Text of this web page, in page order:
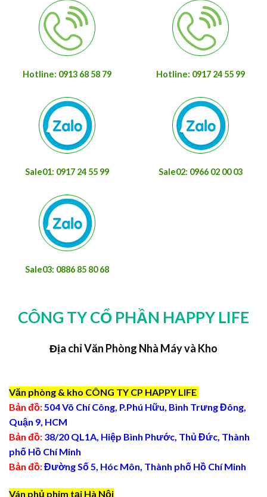
Hotline: 0913 68 58 79 Hotline: 0917 24 55 99
Sale01: 0917 24 55 99 Sale02: 0966 02 00 03
Sale03: 0886 85 80 68
CÔNG TY CỔ PHẦN HAPPY LIFE
Địa chỉ Văn Phòng Nhà Máy và Kho
Văn phòng & kho CÔNG TY CP HAPPY LIFE
Bản đồ:504 Võ Chí Công, P.Phú Hữu, Bình Trưng Đông,
Quận 9, HCM
Bản đồ: 38/20 QL1A, Hiệp Bình Phước, Thủ Đức, Thành
phố Hồ Chí Minh
Bản đồ:Đường Số 5, Hóc Môn, Thành phố Hồ Chí Minh
Ván phủ phim tại Hà Nội